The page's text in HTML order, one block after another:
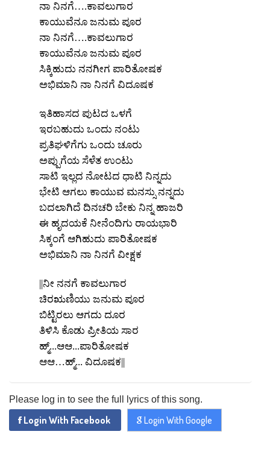
ನಾ ನಿನಗೆ….ಕಾವಲುಗಾರ
ಕಾಯುವೆನೂ ಜನುಮ ಪೂರ
ನಾ ನಿನಗೆ….ಕಾವಲುಗಾರ
ಕಾಯುವೆನೂ ಜನುಮ ಪೂರ
ಸಿಕ್ಕಿಹುದು ನನಗೀಗ ಪಾರಿತೋಷಕ
ಅಭಿಮಾನಿ ನಾ ನಿನಗೆ ವಿದೂಷಕ
ಇತಿಹಾಸದ ಪುಟದ ಒಳಗೆ
ಇರಬಹುದು ಒಂದು ನಂಟು
ಪ್ರತಿಘಳಿಗೆಗು ಒಂದು ಚೂರು
ಅಪ್ಪುಗೆಯ ಸೆಳೆತ ಉಂಟು
ಸಾಟಿ ಇಲ್ಲದ ನೋಟದ ಧಾಟಿ ನಿನ್ನದು
ಭೇಟಿ ಆಗಲು ಕಾಯುವ ಮನಸ್ಸು ನನ್ನದು
ಬದಲಾಗಿದೆ ದಿನಚರಿ ಬೇಕು ನಿನ್ನ ಹಾಜರಿ
ಈ ಹೃದಯಕೆ ನೀನೆಂದಿಗು ರಾಯಭಾರಿ
ಸಿಕ್ಕಂಗೆ ಆಗಿಹುದು ಪಾರಿತೋಷಕ
ಅಭಿಮಾನಿ ನಾ ನಿನಗೆ ವೀಕ್ಷಕ
||ನೀ ನನಗೆ ಕಾವಲುಗಾರ
ಚಿರಋಣಿಯು ಜನುಮ ಪೂರ
ಬಿಟ್ಟಿರಲು ಆಗದು ದೂರ
ತಿಳಿಸಿ ಕೊಡು ಪ್ರೀತಿಯ ಸಾರ
ಹ್ಮ್...ಆಆ...ಪಾರಿತೋಷಕ
ಆಆ…ಹ್ಮ್... ವಿದೂಷಕ||
Please log in to see the full lyrics of this song.
Login With Facebook Login With Google
x
ADD COMMENT
REGISTER
x